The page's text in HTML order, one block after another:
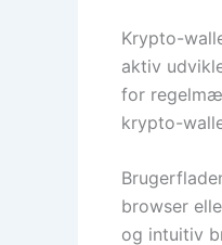
Krypto-
aktiv
for
krypto-
browser
og intuitiv